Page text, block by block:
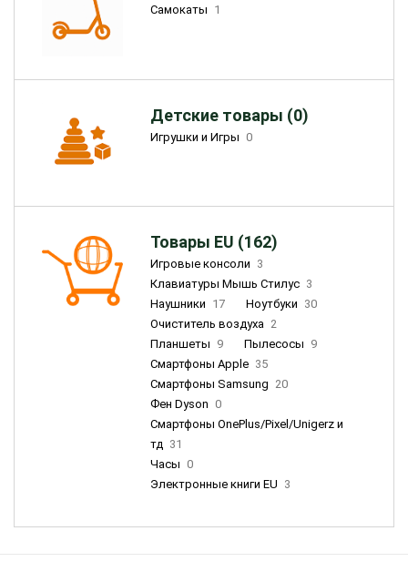
Самокаты 1
Детские товары (0)
Игрушки и Игры 0
Товары EU (162)
Игровые консоли 3
Клавиатуры Мышь Стилус 3
Наушники 17 Ноутбуки 30
Очиститель воздуха 2
Планшеты 9 Пылесосы 9
Смартфоны Apple 35
Смартфоны Samsung 20
Фен Dyson 0
Смартфоны OnePlus/Pixel/Unigerz и
тд 31
Часы 0
Электронные книги EU 3